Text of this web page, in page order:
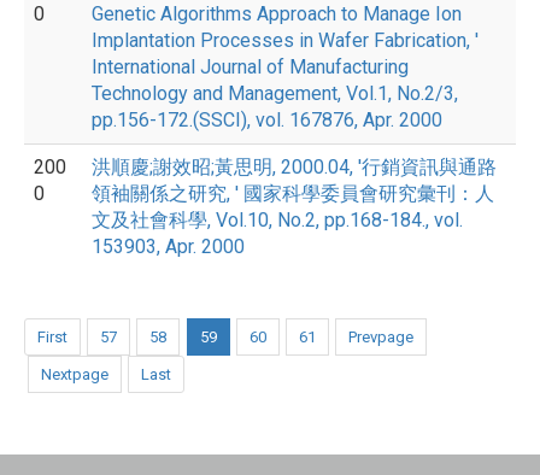
0
Genetic Algorithms Approach to Manage Ion
Implantation Processes in Wafer Fabrication, '
International Journal of Manufacturing
Technology and Management, Vol.1, No.2/3,
pp.156-172.(SSCI), vol. 167876, Apr. 2000
200
0
洪順慶;謝效昭;黃思明, 2000.04, '行銷資訊與通路
領袖關係之研究, ' 國家科學委員會研究彙刊：人
文及社會科學, Vol.10, No.2, pp.168-184., vol.
153903, Apr. 2000
First 57 58 59 60 61 Prevpage
Nextpage Last